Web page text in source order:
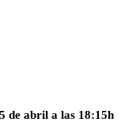
de abril a las 18:15h